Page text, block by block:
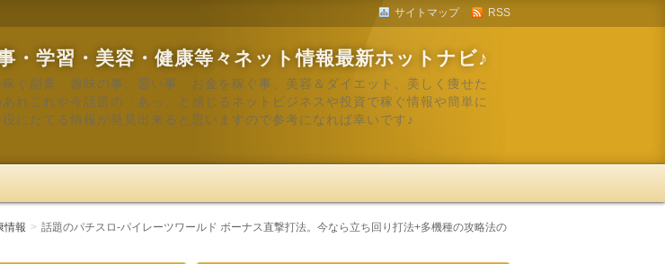
サイトマップ RSS
・学習・美容・健康等々ネット情報最新ホットナビ♪
ぐ副業、趣味の事、習い事、お金を稼ぐ事、美容＆ダイエット、美しく痩せた
れこれや今話題の「あっ」と感じるネットビジネスや投資で稼ぐ情報や簡単に
にたてる情報が発見出来ると思いますので参考になれば幸いです♪
情報
話題のパチスロ-パイレーツワールド ボーナス直撃打法。今なら立ち回り打法+多機種の攻略法の